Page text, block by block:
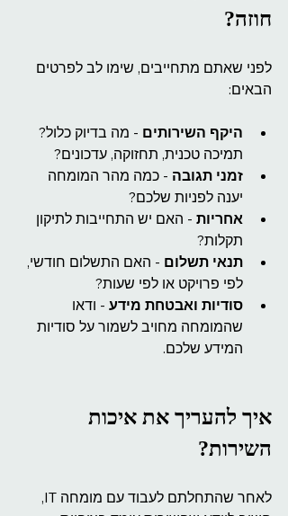
חוזה?
לפני שאתם מתחייבים, שימו לב לפרטים
הבאים:
היקף השירותים - מה בדיוק כלול?
תמיכה טכנית, תחזוקה, עדכונים?
זמני תגובה - כמה מהר המומחה
יענה לפניות שלכם?
אחריות - האם יש התחייבות לתיקון
תקלות?
תנאי תשלום - האם התשלום חודשי,
לפי פרויקט או לפי שעות?
סודיות ואבטחת מידע - ודאו
שהמומחה מחויב לשמור על סודיות
המידע שלכם.
איך להעריך את איכות
השירות?
לאחר שהתחלתם לעבוד עם מומחה IT,